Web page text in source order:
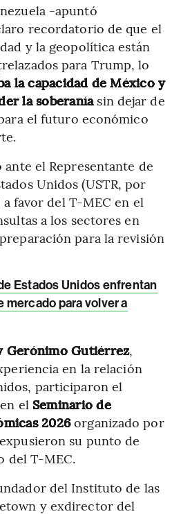
-apuntó
recordatorio de que el
y la geopolítica están
para Trump, lo
la capacidad de México y
la soberaníasin dejar de
el futuro económico
el Representante de
Unidos (USTR, por
a favor del T-MEC en el
a los sectores en
para la revisión
Estados Unidos enfrentan
para volver a
Gerónimo Gutiérrez,
en la relación
participaron el
el Seminario de
2026organizado por
su punto de
del T-MEC.
del Instituto de las
y exdirector del